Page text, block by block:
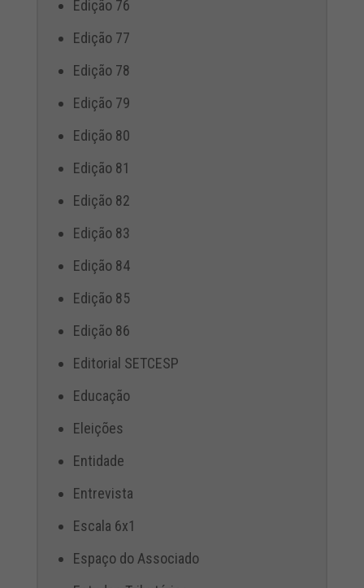
Edição 76
Edição 77
Edição 78
Edição 79
Edição 80
Edição 81
Edição 82
Edição 83
Edição 84
Edição 85
Edição 86
Editorial SETCESP
Educação
Eleições
Entidade
Entrevista
Escala 6x1
Espaço do Associado